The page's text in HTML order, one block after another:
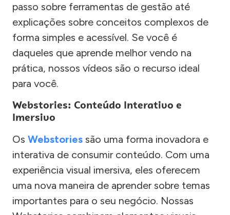
passo sobre ferramentas de gestão até
explicações sobre conceitos complexos de
forma simples e acessível. Se você é
daqueles que aprende melhor vendo na
prática, nossos vídeos são o recurso ideal
para você.
Webstories: Conteúdo Interativo e
Imersivo
Os Webstories são uma forma inovadora e
interativa de consumir conteúdo. Com uma
experiência visual imersiva, eles oferecem
uma nova maneira de aprender sobre temas
importantes para o seu negócio. Nossas